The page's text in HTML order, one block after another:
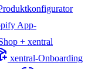
App-
+ xentral
xentral-Onboarding